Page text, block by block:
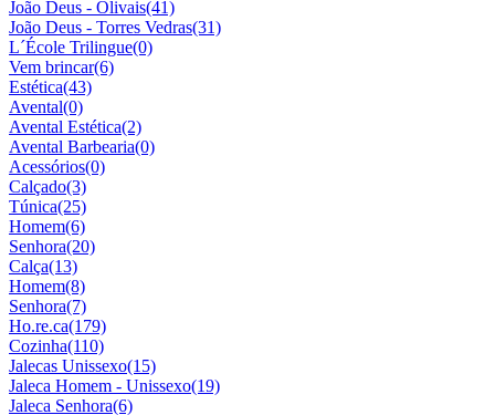
João Deus - Olivais(41)
João Deus - Torres Vedras(31)
L´École Trilingue(0)
Vem brincar(6)
Estética(43)
Avental(0)
Avental Estética(2)
Avental Barbearia(0)
Acessórios(0)
Calçado(3)
Túnica(25)
Homem(6)
Senhora(20)
Calça(13)
Homem(8)
Senhora(7)
Ho.re.ca(179)
Cozinha(110)
Jalecas Unissexo(15)
Jaleca Homem - Unissexo(19)
Jaleca Senhora(6)